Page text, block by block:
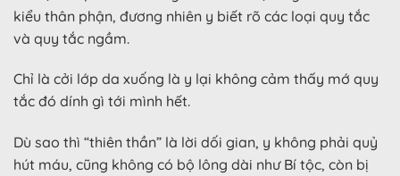
kiểu thân phận, đương nhiên y biết rõ các loại quy tắc
và quy tắc ngầm.
Chỉ là cởi lớp da xuống là y lại không cảm thấy mớ quy
tắc đó dính gì tới mình hết.
Dù sao thì “thiên thần” là lời dối gian, y không phải quỷ
hút máu, cũng không có bộ lông dài như Bí tộc, còn bị